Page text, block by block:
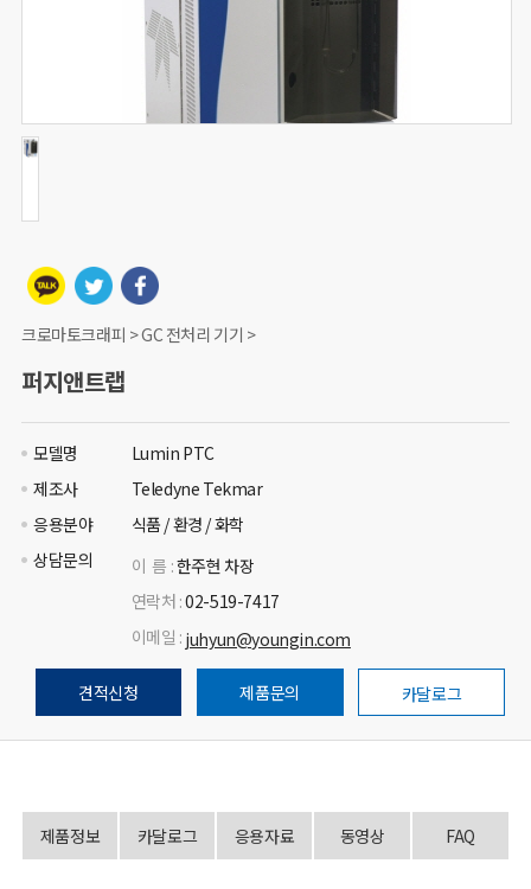
크로마토크래피 > GC 전처리 기기 >
퍼지앤트랩
모델명
Lumin PTC
제조사
Teledyne Tekmar
응용분야
식품 / 환경 / 화학
상담문의
이 름 :한주현 차장
연락처 :02-519-7417
이메일 : juhyun@youngin.com
견적신청 제품문의 카달로그
제품정보 카달로그 응용자료 동영상 FAQ